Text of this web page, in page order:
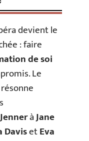
devient le
: faire
de soi
Le
àJane
DavisetEva